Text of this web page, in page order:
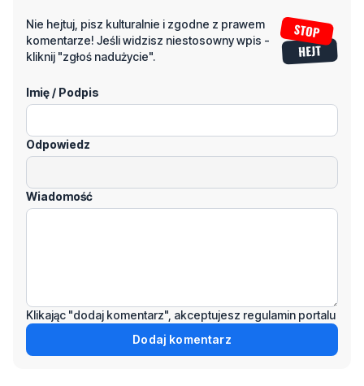
Nie hejtuj, pisz kulturalnie i zgodne z prawem
komentarze! Jeśli widzisz niestosowny wpis -
kliknij "zgłoś nadużycie".
Imię / Podpis
Odpowiedz
Wiadomość
Klikając "dodaj komentarz", akceptujesz regulamin portalu
Dodaj komentarz